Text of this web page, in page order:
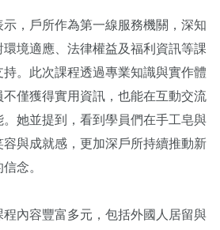
，戶所作為第一線服務機關，深知
境適應、法律權益及福利資訊等課
。此次課程透過專業知識與實作體
僅獲得實用資訊，也能在互動交流
她並提到，看到學員們在手工皂與
與成就感，更加深戶所持續推動新
念。
內容豐富多元，包括外國人居留與